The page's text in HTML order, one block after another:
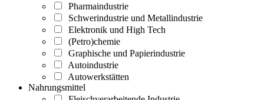
Pharmaindustrie
Schwerindustrie und Metallindustrie
Elektronik und High Tech
(Petro)chemie
Graphische und Papierindustrie
Autoindustrie
Autowerkstätten
Nahrungsmittel